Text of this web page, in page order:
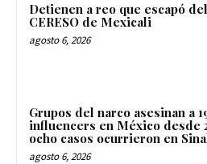
Detienen a reo que escapó del
CERESO de Mexicali
agosto 6, 2026
Grupos del narco asesinan a
influencers en México desde
ocho casos ocurrieron en
agosto 6, 2026